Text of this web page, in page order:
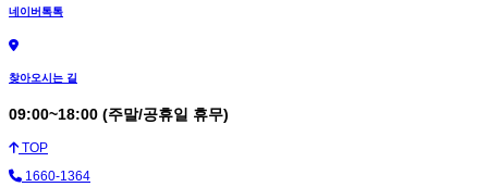
네이버톡톡
찾아오시는 길
09:00~18:00 (주말/공휴일 휴무)
TOP
1660-1364